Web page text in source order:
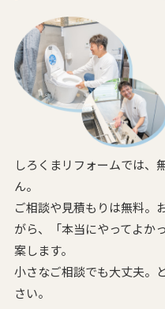
しろくまリフォームでは、
ん。
ご相談や見積もりは無料。
がら、
「本当にやってよ
案します。
小さなご相談でも大丈夫。
さい。